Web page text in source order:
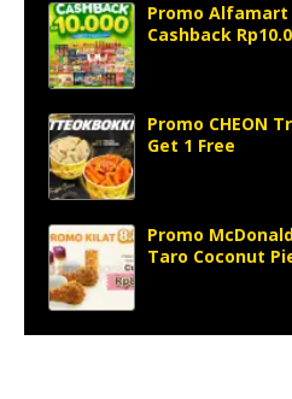
Promo Alfamart
Cashback
Promo CHEON
Get 1 Free
Promo
Taro Coconut